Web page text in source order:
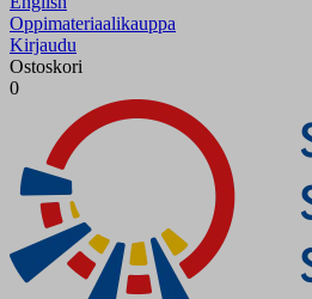
Oppimateriaalikauppa
Kirjaudu
Ostoskori
0